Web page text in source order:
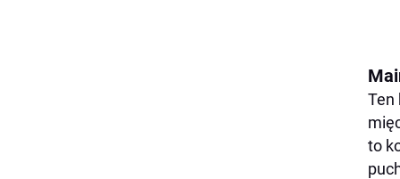
Ten
to